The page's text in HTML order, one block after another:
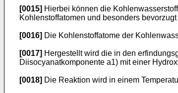
[0015] Hierbei können die
Kohlenstoffatomen und besonders
[0016] Die Kohlenstoffatome der
[0017] Hergestellt wird die in den
Diisocyanatkomponente a1) mit einer
[0018] Die Reaktion wird in einem